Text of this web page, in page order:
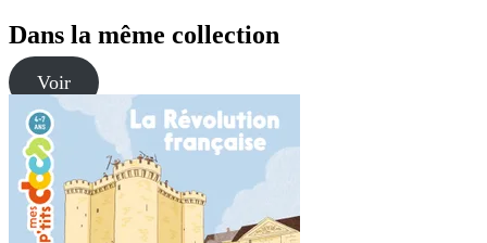
Dans la même collection
Voir